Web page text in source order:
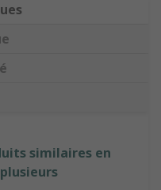
similaires en